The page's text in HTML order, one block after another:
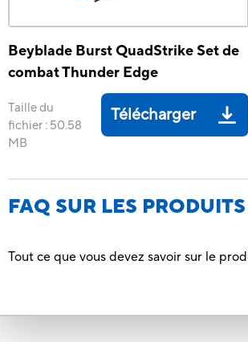
Beyblade Burst QuadStrike Set de
combat Thunder Edge
Taille du
fichier : 50.58
MB
Télécharger
FAQ SUR LES PRODUITS
Tout ce que vous devez savoir sur le